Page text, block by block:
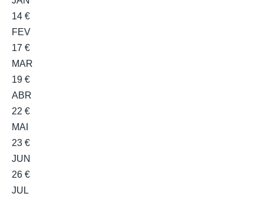
14 €
FEV
17 €
MAR
19 €
ABR
22 €
MAI
23 €
JUN
26 €
JUL